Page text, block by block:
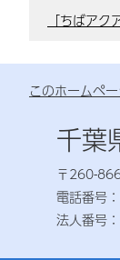
「ちばア
このホームペ
千葉
〒260-
電話番号
法人番号